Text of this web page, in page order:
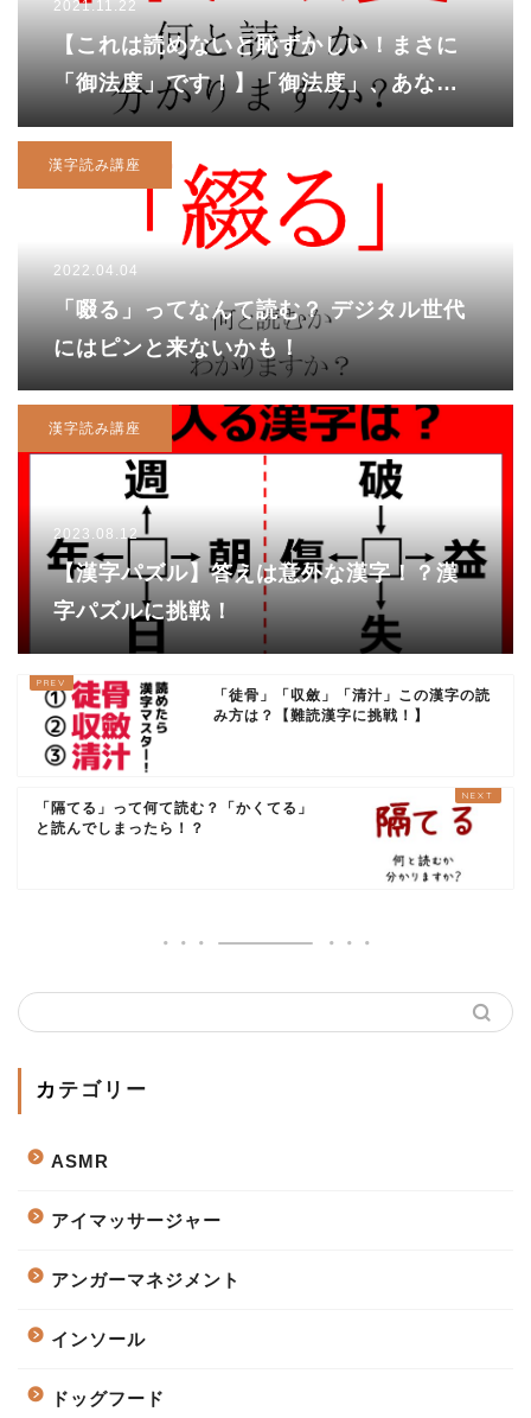
2021.11.22
【これは読めないと恥ずかしい！まさに
「御法度」です！】「御法度」、あなた
は読めますか？
漢字読み講座
2022.04.04
「啜る」ってなんて読む？ デジタル世代
にはピンと来ないかも！
漢字読み講座
2023.08.12
【漢字パズル】答えは意外な漢字！？漢
字パズルに挑戦！
「徒骨」「収斂」「清汁」この漢字の読
み方は？【難読漢字に挑戦！】
「隔てる」って何て読む？「かくてる」
と読んでしまったら！？
カテゴリー
ASMR
アイマッサージャー
アンガーマネジメント
インソール
ドッグフード